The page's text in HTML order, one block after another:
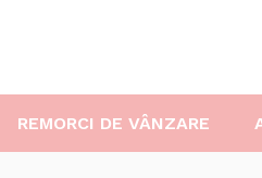
REMORCI DE VÂNZARE